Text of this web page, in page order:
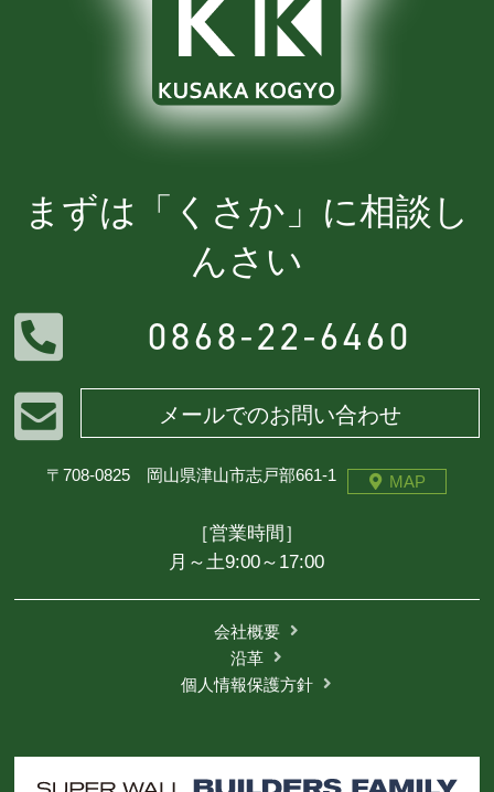
まずは「くさか」に相談し
んさい
0868-22-6460
メールでのお問い合わせ
〒708-0825 岡山県津山市志戸部661-1 MAP
［営業時間］
月～土9:00～17:00
会社概要
沿革
個人情報保護方針